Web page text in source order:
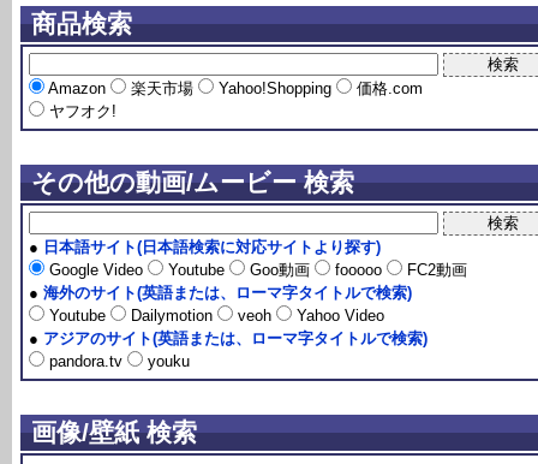
商品検索
Amazon 楽天市場 Yahoo!Shopping
価格.com
ヤフオク!
その他の動画/ムービー 検索
● 日本語サイト(日本語検索に対応サイトより探す)
Google Video
Youtube Goo動画 fooooo
FC2動画
● 海外のサイト(英語または、ローマ字タイトルで検索)
Youtube
Dailymotion veoh
Yahoo Video
● アジアのサイト(英語または、ローマ字タイトルで検索)
pandora.tv
youku
画像/壁紙 検索